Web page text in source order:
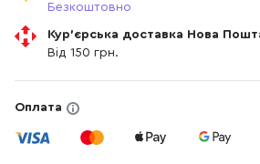
Безкоштовно
Кур'єрська доставка Нова
Від 150 грн.
Оплата